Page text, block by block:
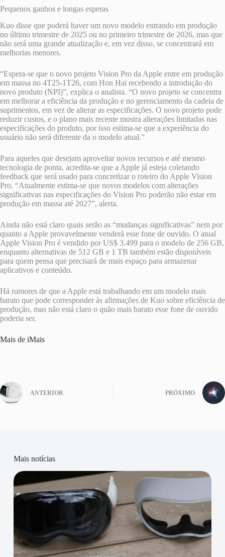
Pequenos ganhos e longas esperas
Kuo disse que poderá haver um novo modelo entrando em produção
no último trimestre de 2025 ou no primeiro trimestre de 2026, mas que
não será uma grande atualização e, em vez disso, se concentrará em
melhorias menores.
“Espera-se que o novo projeto Vision Pro da Apple entre em produção
em massa no 4T25-1T26, com Hon Hai recebendo a introdução do
novo produto (NPI)”, explica o analista. “O novo projeto se concentra
em melhorar a eficiência da produção e no gerenciamento da cadeia de
suprimentos, em vez de alterar as especificações. O novo projeto pode
reduzir custos, e o plano mais recente mostra alterações limitadas nas
especificações do produto, por isso estima-se que a experiência do
usuário não será diferente da o modelo atual.”
Para aqueles que desejam aproveitar novos recursos e até mesmo
tecnologia de ponta, acredita-se que a Apple já esteja coletando
feedback que será usado para concretizar o roteiro do Apple Vision
Pro. “Atualmente estima-se que novos modelos com alterações
significativas nas especificações do Vision Pro poderão não estar em
produção em massa até 2027”, alerta.
Ainda não está claro quais serão as “mudanças significativas” nem por
quanto a Apple provavelmente venderá esse fone de ouvido. O atual
Apple Vision Pro é vendido por US$ 3.499 para o modelo de 256 GB,
enquanto alternativas de 512 GB e 1 TB também estão disponíveis
para quem pensa que precisará de mais espaço para armazenar
aplicativos e conteúdo.
Há rumores de que a Apple está trabalhando em um modelo mais
barato que pode corresponder às afirmações de Kuo sobre eficiência de
produção, mas não está claro o quão mais barato esse fone de ouvido
poderia ser.
Mais de iMais
ANTERIOR PRÓXIMO
Mais notícias